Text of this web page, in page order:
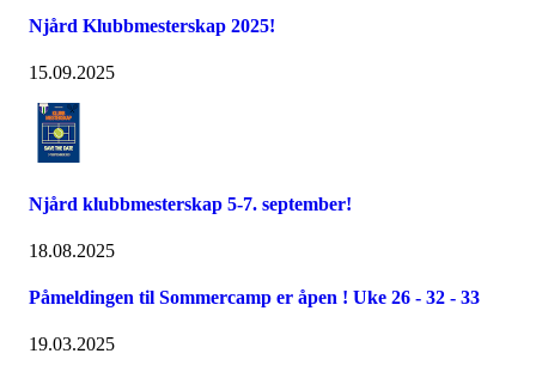
Njård Klubbmesterskap 2025!
15.09.2025
Njård klubbmesterskap 5-7. september!
18.08.2025
Påmeldingen til Sommercamp er åpen ! Uke 26 - 32 - 33
19.03.2025